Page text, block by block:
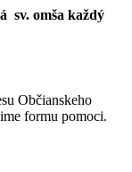
sv. omša každý
Občianskeho
formu pomoci.